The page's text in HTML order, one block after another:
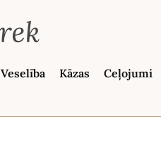
Veselība Kāzas Ceļojumi